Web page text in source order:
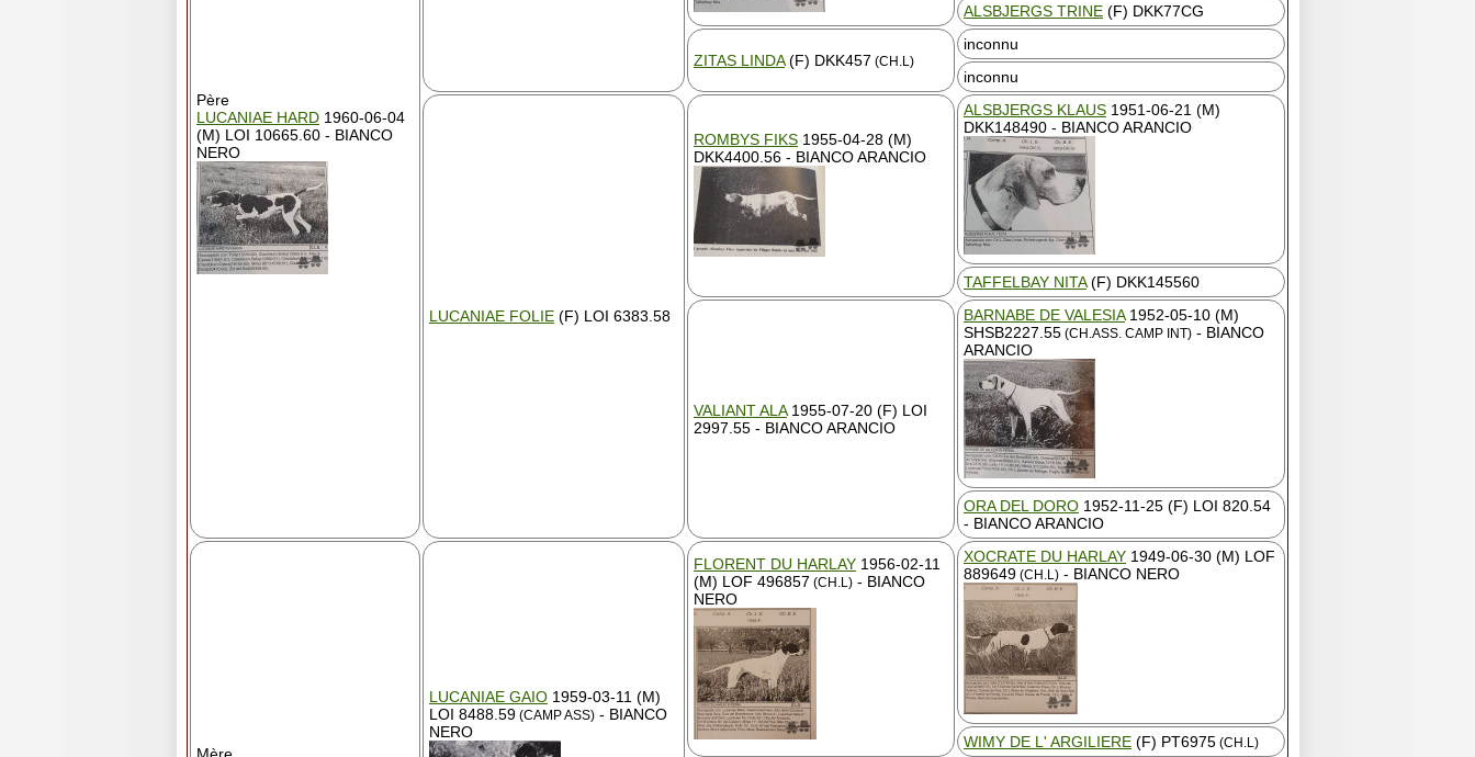
Père
LUCANIAE HARD 1960-06-04
(M) LOI 10665.60 - BIANCO
NERO
ALSBJERGS TRINE (F) DKK77CG
ZITAS LINDA(F) DKK457 (CH.L)
inconnu
inconnu
LUCANIAE FOLIE (F) LOI 6383.58
ROMBYS FIKS 1955-04-28 (M)
DKK4400.56 - BIANCO ARANCIO
ALSBJERGS KLAUS 1951-06-21 (M)
DKK148490 - BIANCO ARANCIO
TAFFELBAY NITA(F) DKK145560
VALIANT ALA1955-07-20 (F) LOI
2997.55 - BIANCO ARANCIO
BARNABE DE VALESIA1952-05-10 (M)
SHSB2227.55 (CH.ASS. CAMP INT) - BIANCO
ARANCIO
ORA DEL DORO 1952-11-25 (F) LOI 820.54
- BIANCO ARANCIO
LUCANIAE GAIO 1959-03-11 (M)
LOI 8488.59 (CAMP ASS) - BIANCO
NERO
FLORENT DU HARLAY 1956-02-11
(M) LOF 496857 (CH.L) - BIANCO
NERO
XOCRATE DU HARLAY 1949-06-30 (M) LOF
889649 (CH.L) - BIANCO NERO
WIMY DE L' ARGILIERE (F) PT6975 (CH.L)